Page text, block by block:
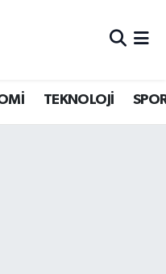
TEKNOLOJİ
Fikstür